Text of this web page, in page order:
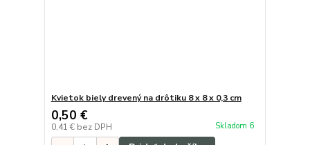
Kvietok biely drevený na drôtiku 8 x 8 x 0,3 cm
0,50 €
0,41 € bez DPH Skladom 6